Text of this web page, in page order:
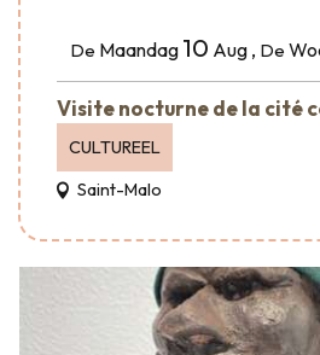
De Maandag 10 Aug, De
Visite nocturne de la cité
CULTUREEL
Saint-Malo